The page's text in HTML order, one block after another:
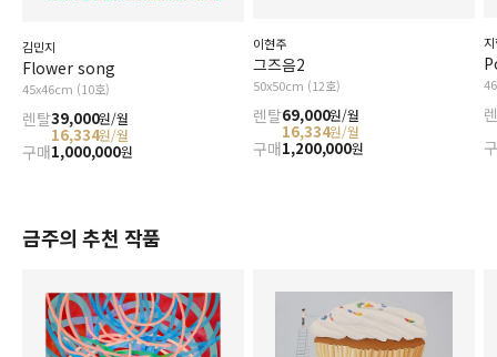
김민지
Flower song
45x46cm (10호)
렌탈39,000원/월
16,334원/월
구매1,000,000원
이현주
그즈음2
50x50cm (12호)
렌탈69,000원/월
16,334원/월
구매1,200,000원
금주의 추천 작품